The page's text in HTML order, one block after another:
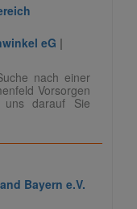
suchen wir
im
eG |
nach einer
Vorsorgen
darauf Sie
Bayern e.V.